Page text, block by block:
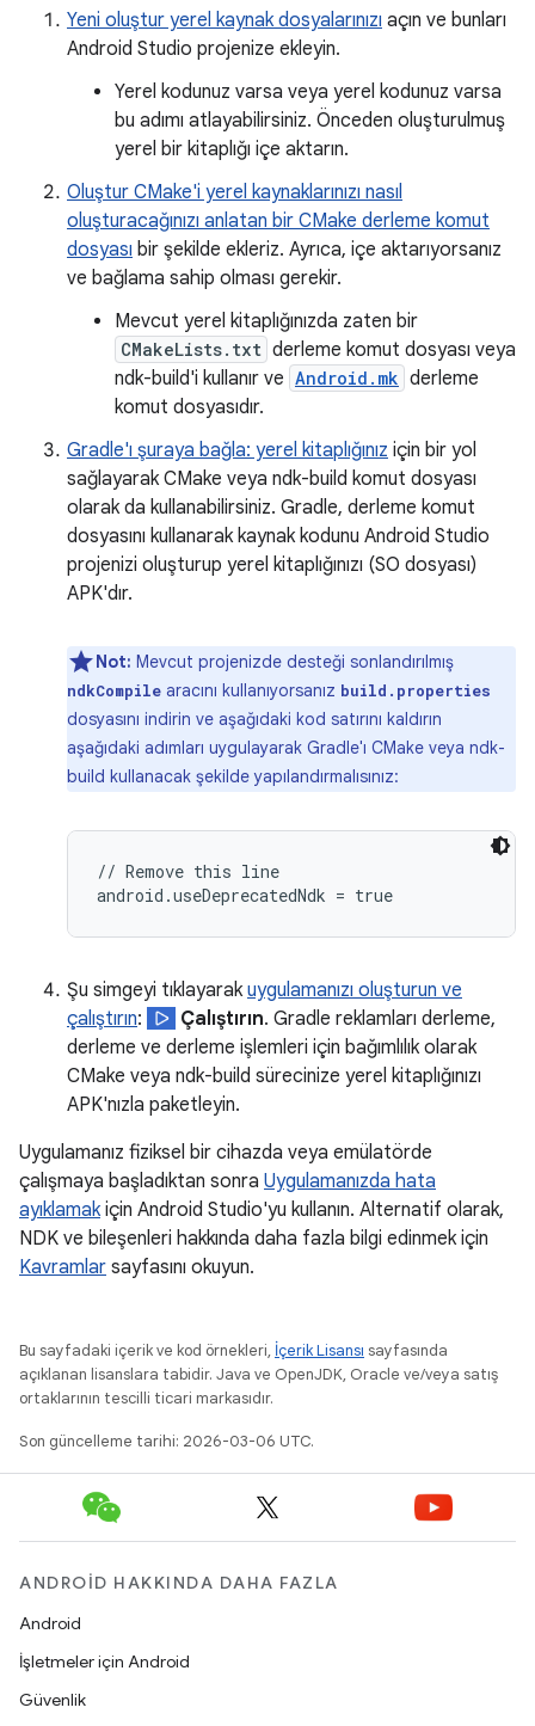
Yeni oluştur yerel kaynak dosyalarınızı açın ve bunları
Android Studio projenize ekleyin.
Yerel kodunuz varsa veya yerel kodunuz varsa
bu adımı atlayabilirsiniz. Önceden oluşturulmuş
yerel bir kitaplığı içe aktarın.
Oluştur CMake'i yerel kaynaklarınızı nasıl
oluşturacağınızı anlatan bir CMake derleme komut
dosyası bir şekilde ekleriz. Ayrıca, içe aktarıyorsanız
ve bağlama sahip olması gerekir.
Mevcut yerel kitaplığınızda zaten bir
CMakeLists.txt derleme komut dosyası veya
ndk-build'i kullanır ve Android.mk derleme
komut dosyasıdır.
Gradle'ı şuraya bağla: yerel kitaplığınız için bir yol
sağlayarak CMake veya ndk-build komut dosyası
olarak da kullanabilirsiniz. Gradle, derleme komut
dosyasını kullanarak kaynak kodunu Android Studio
projenizi oluşturup yerel kitaplığınızı (SO dosyası)
APK'dır.
Not: Mevcut projenizde desteği sonlandırılmış
ndkCompile aracını kullanıyorsanız build.properties
dosyasını indirin ve aşağıdaki kod satırını kaldırın
aşağıdaki adımları uygulayarak Gradle'ı CMake veya ndk-
build kullanacak şekilde yapılandırmalısınız:
// Remove this line
Şu simgeyi tıklayarak uygulamanızı oluşturun ve
çalıştırın: Çalıştırın. Gradle reklamları derleme,
derleme ve derleme işlemleri için bağımlılık olarak
CMake veya ndk-build sürecinize yerel kitaplığınızı
APK'nızla paketleyin.
Uygulamanız fiziksel bir cihazda veya emülatörde
çalışmaya başladıktan sonra Uygulamanızda hata
ayıklamakiçin Android Studio'yu kullanın. Alternatif olarak,
NDK ve bileşenleri hakkında daha fazla bilgi edinmek için
Kavramlar sayfasını okuyun.
Bu sayfadaki içerik ve kod örnekleri, İçerik Lisansı sayfasında
açıklanan lisanslara tabidir. Java ve OpenJDK, Oracle ve/veya satış
ortaklarının tescilli ticari markasıdır.
Son güncelleme tarihi: 2026-03-06 UTC.
ANDROID HAKKINDA DAHA FAZLA
Android
İşletmeler için Android
Güvenlik